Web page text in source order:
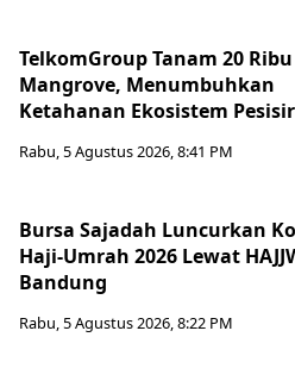
TelkomGroup Tanam 20 Ribu
Mangrove, Menumbuhkan
Ketahanan Ekosistem Pesisir
Rabu, 5 Agustus 2026, 8:41 PM
Bursa Sajadah Luncurkan
Haji-Umrah 2026 Lewat
Bandung
Rabu, 5 Agustus 2026, 8:22 PM